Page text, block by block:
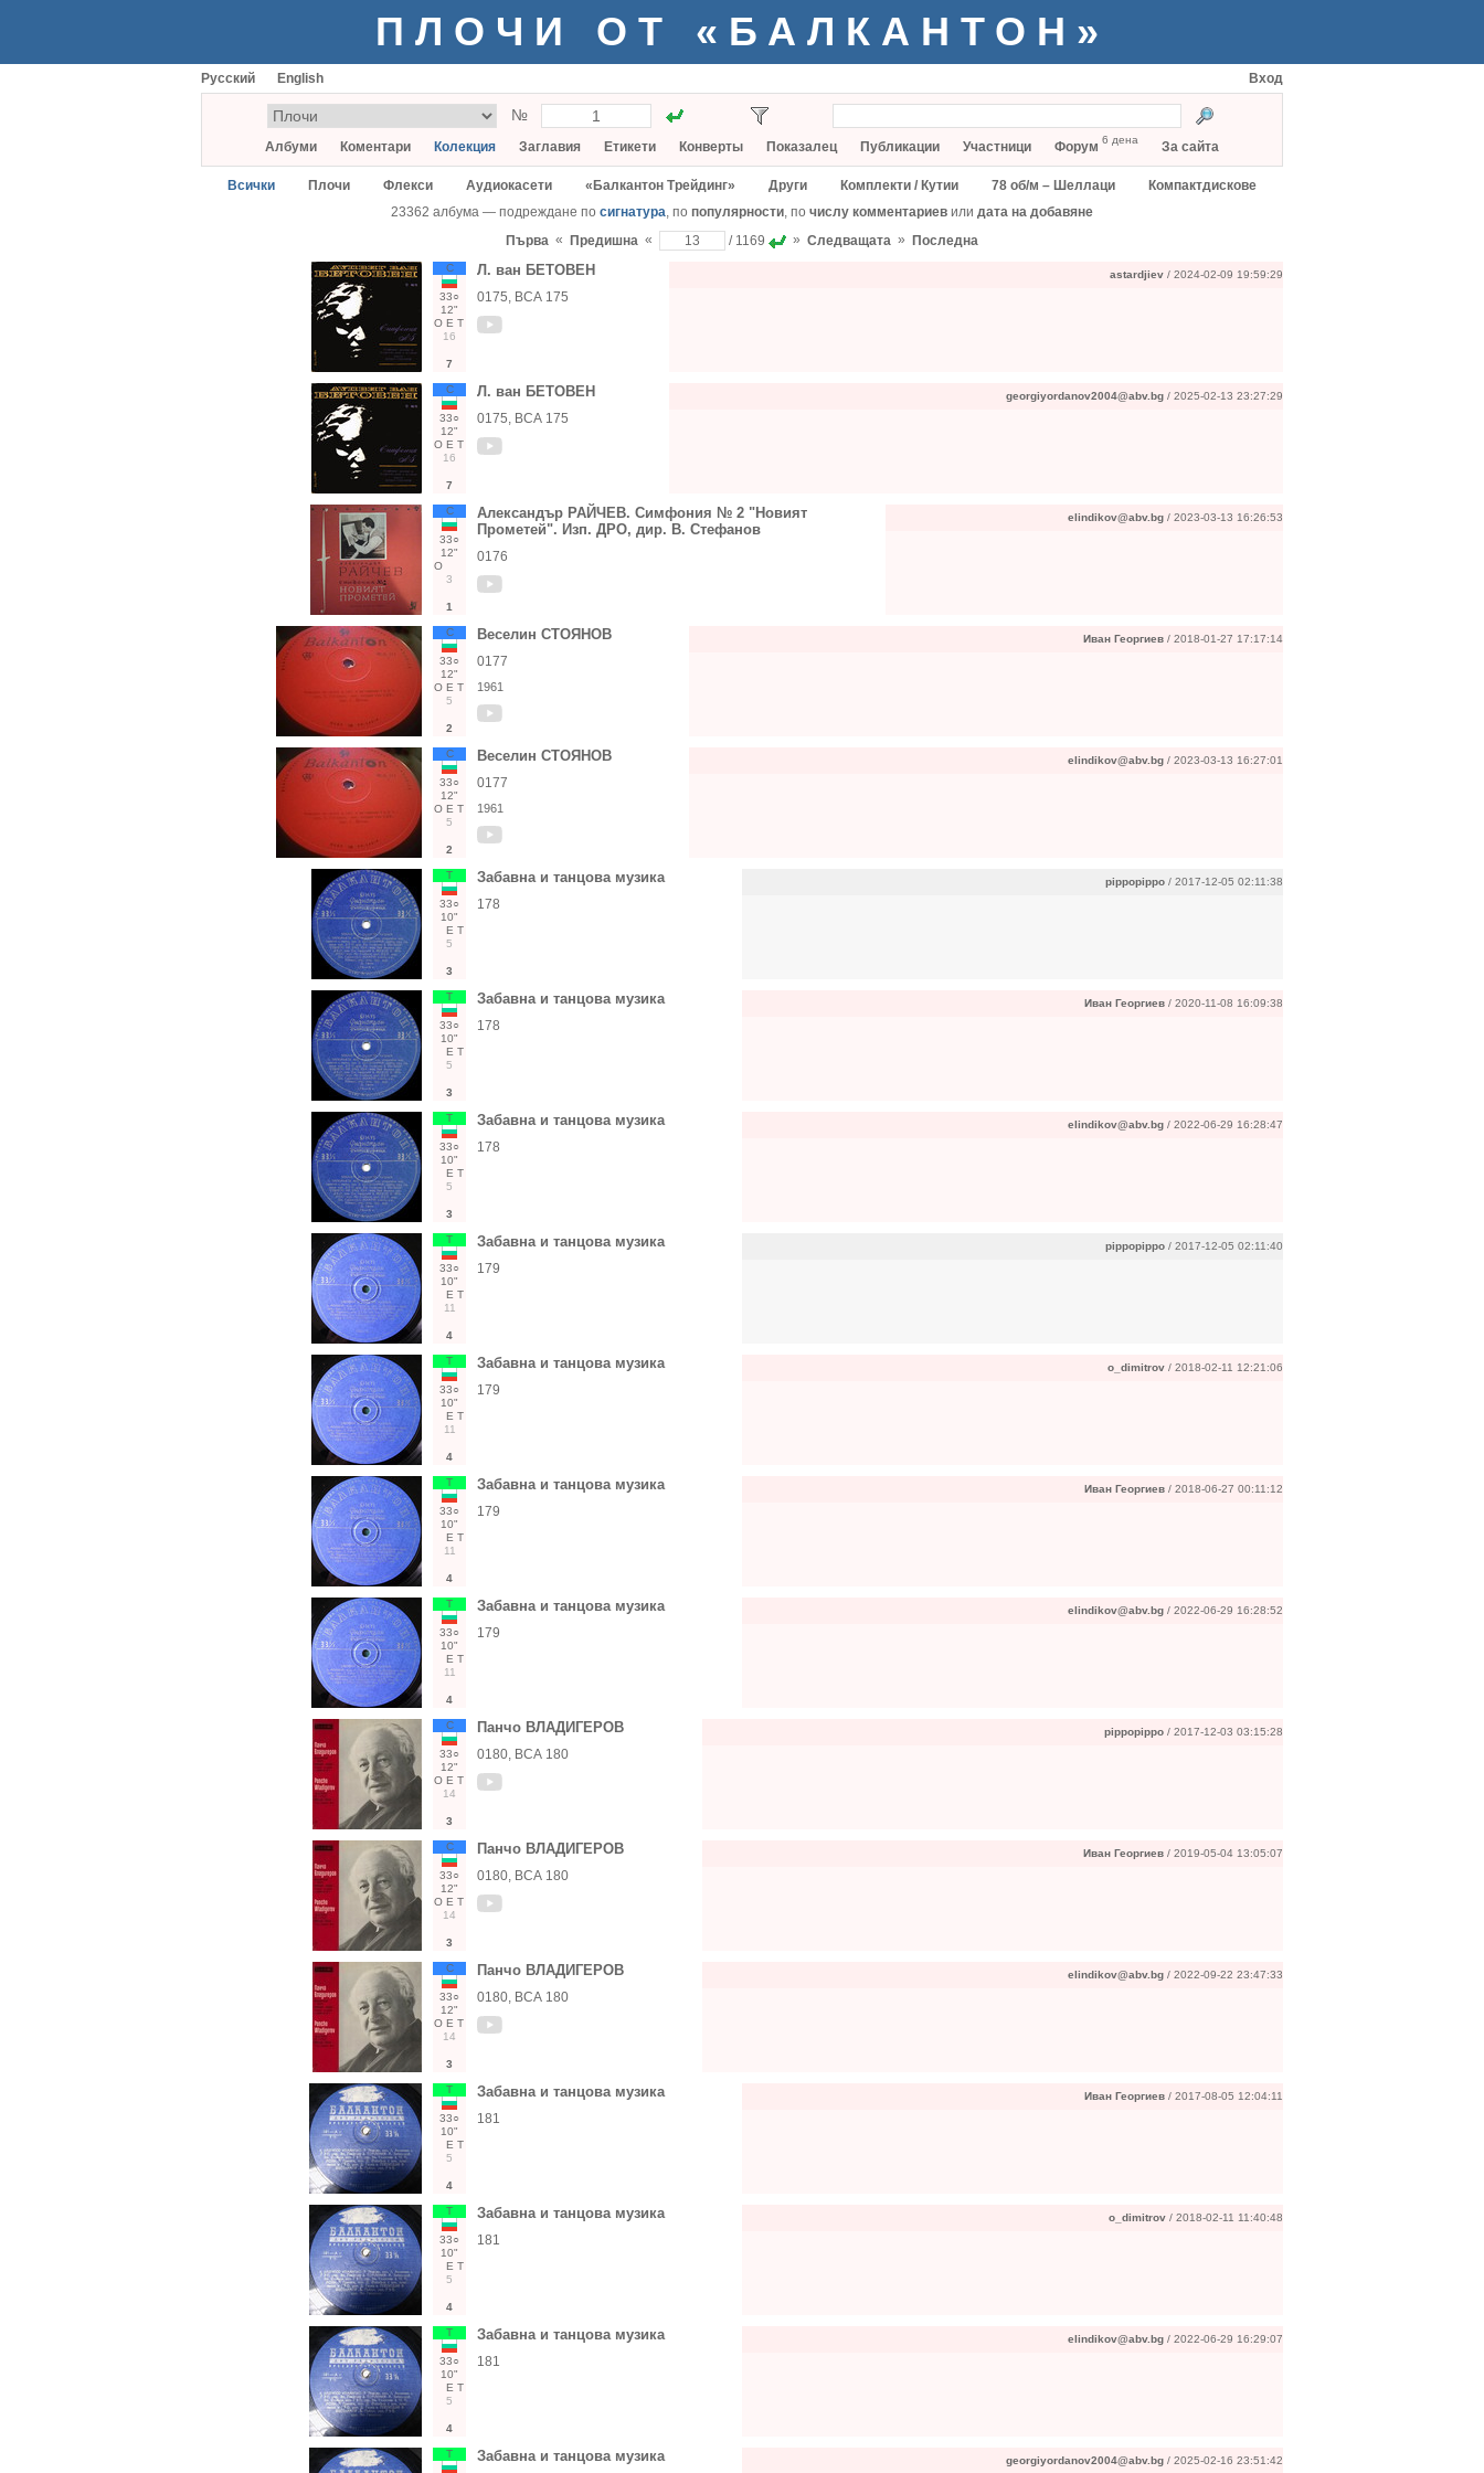
ПЛОЧИ ОТ «БАЛКАНТОН»
Русский English Вход
№
Албуми Коментари Колекция Заглавия Етикети Конверты Показалец Публикации Участници Форум 6 дена За сайта
Всички Плочи Флекси Аудиокасети «Балкантон Трейдинг» Други Комплекти / Кутии 78 об/м – Шеллаци
Компактдискове
23362 албума — подреждане по сигнатура, по популярности, по числу комментариев или дата на добавяне
Първа « Предишна « / 1169 » Следващата » Последна
С
33○
12"
О Е Т
16
7
Л. ван БЕТОВЕН
0175, ВСА 175
astardjiev / 2024-02-09 19:59:29
С
33○
12"
О Е Т
16
7
Л. ван БЕТОВЕН
0175, ВСА 175
georgiyordanov2004@abv.bg / 2025-02-13 23:27:29
С
33○
12"
О
3
1
Александър РАЙЧЕВ. Симфония № 2 "Новият
Прометей". Изп. ДРО, дир. В. Стефанов
0176
elindikov@abv.bg / 2023-03-13 16:26:53
С
33○
12"
О Е Т
5
2
Веселин СТОЯНОВ
0177
1961
Иван Георгиев / 2018-01-27 17:17:14
С
33○
12"
О Е Т
5
2
Веселин СТОЯНОВ
0177
1961
elindikov@abv.bg / 2023-03-13 16:27:01
Т
33○
10"
Е Т
5
3
Забавна и танцова музика
178
pippopippo / 2017-12-05 02:11:38
Т
33○
10"
Е Т
5
3
Забавна и танцова музика
178
Иван Георгиев / 2020-11-08 16:09:38
Т
33○
10"
Е Т
5
3
Забавна и танцова музика
178
elindikov@abv.bg / 2022-06-29 16:28:47
Т
33○
10"
Е Т
11
4
Забавна и танцова музика
179
pippopippo / 2017-12-05 02:11:40
Т
33○
10"
Е Т
11
4
Забавна и танцова музика
179
o_dimitrov / 2018-02-11 12:21:06
Т
33○
10"
Е Т
11
4
Забавна и танцова музика
179
Иван Георгиев / 2018-06-27 00:11:12
Т
33○
10"
Е Т
11
4
Забавна и танцова музика
179
elindikov@abv.bg / 2022-06-29 16:28:52
С
33○
12"
О Е Т
14
3
Панчо ВЛАДИГЕРОВ
0180, ВСА 180
pippopippo / 2017-12-03 03:15:28
С
33○
12"
О Е Т
14
3
Панчо ВЛАДИГЕРОВ
0180, ВСА 180
Иван Георгиев / 2019-05-04 13:05:07
С
33○
12"
О Е Т
14
3
Панчо ВЛАДИГЕРОВ
0180, ВСА 180
elindikov@abv.bg / 2022-09-22 23:47:33
Т
33○
10"
Е Т
5
4
Забавна и танцова музика
181
Иван Георгиев / 2017-08-05 12:04:11
Т
33○
10"
Е Т
5
4
Забавна и танцова музика
181
o_dimitrov / 2018-02-11 11:40:48
Т
33○
10"
Е Т
5
4
Забавна и танцова музика
181
elindikov@abv.bg / 2022-06-29 16:29:07
Т Забавна и танцова музика georgiyordanov2004@abv.bg / 2025-02-16 23:51:42